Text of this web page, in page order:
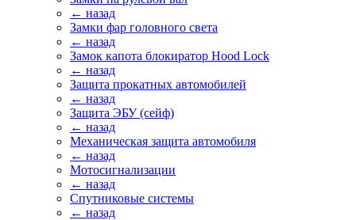
← назад
Замки фар головного света
← назад
Замок капота блокиратор Hood Lock
← назад
Защита прокатных автомобилей
← назад
Защита ЭБУ (сейф)
← назад
Механическая защита автомобиля
← назад
Мотосигнализации
← назад
Спутниковые системы
← назад